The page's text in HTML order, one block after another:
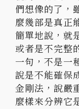
們想像的了，
麼幾部是真正
簡單地說， 就
或者是不完整
一句，不是一
說是不能確保
金剛法， 說嚴
麼樣來分辨它